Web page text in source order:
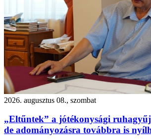
2026. augusztus 08., szombat
„Eltűntek” a jótékonysági
de adományozásra továbbra is